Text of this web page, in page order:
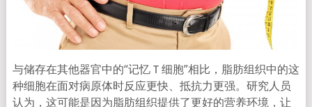
与储存在其他器官中的“记忆Ｔ细胞”相比，脂肪组织中的这
种细胞在面对病原体时反应更快、抵抗力更强。研究人员
认为，这可能是因为脂肪组织提供了更好的营养环境，让